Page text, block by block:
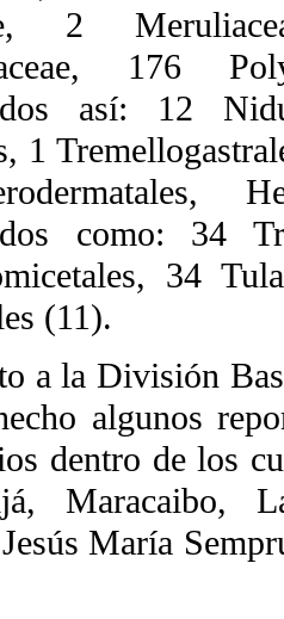
2
176
así: 12
1
como: 34
34
(11).
a la División
algunos
dentro de los
Maracaibo,
María